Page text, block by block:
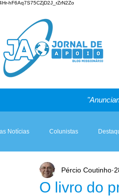
hF6Aq7S75CZjD2J_rZrN2Zo
Notícias Colunistas
Teologia & Prática A Igreja e a Lei
O livro do
Pércio Coutinho